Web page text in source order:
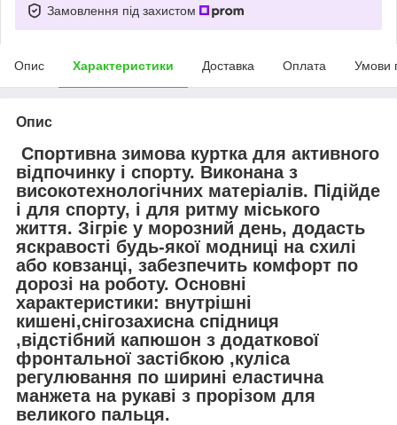
Замовлення під захистом
Опис Характеристики Доставка Оплата Умови
Опис
Спортивна зимова куртка для активного
відпочинку і спорту. Виконана з
високотехнологічних матеріалів. Підійде
і для спорту, і для ритму міського
життя. Зігріє у морозний день, додасть
яскравості будь-якої модниці на схилі
або ковзанці, забезпечить комфорт по
дорозі на роботу. Основні
характеристики: внутрішні
кишені,снігозахисна спідниця
,відстібний капюшон з додаткової
фронтальної застібкою ,куліса
регулювання по ширині еластична
манжета на рукаві з прорізом для
великого пальця.